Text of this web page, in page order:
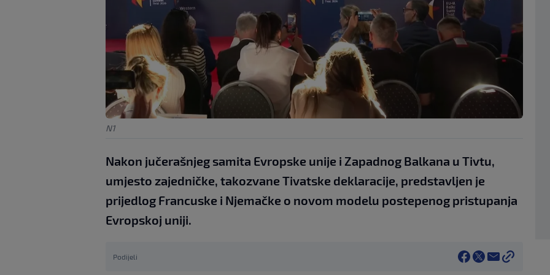
N1
Nakon jučerašnjeg samita Evropske unije i Zapadnog Balkana u Tivtu,
umjesto zajedničke, takozvane Tivatske deklaracije, predstavljen je
prijedlog Francuske i Njemačke o novom modelu postepenog pristupanja
Evropskoj uniji.
Podijeli